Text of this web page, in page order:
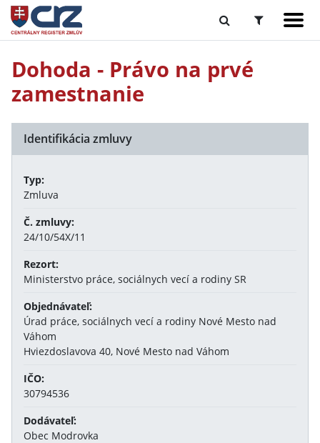
Dohoda - Právo na prvé
zamestnanie
Identifikácia zmluvy
Typ:
Zmluva
Č. zmluvy:
24/10/54X/11
Rezort:
Ministerstvo práce, sociálnych vecí a rodiny SR
Objednávateľ:
Úrad práce, sociálnych vecí a rodiny Nové Mesto nad
Váhom
Hviezdoslavova 40, Nové Mesto nad Váhom
IČO:
30794536
Dodávateľ:
Obec Modrovka